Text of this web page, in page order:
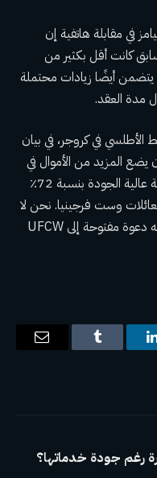
في مقابلة هاتفية إن
كانت أقل بكثير من
يتضمن أيضًا زيادات محتملة
مدة العقد.
في كروجر، في بيان
المزيد من الأموال في
راتب كل شريك ويحافظ على رعاية صحية عالية الجودة بنسبة 72٪
وست فرجينيا. نحن لا
نزال ملتزمين بإيجاد أرضية مشتركة ونوجه دعوة مفتوحة إلى UFCW
لينكدإن Tumblr
البريد
رغم جودة خدماتها؟